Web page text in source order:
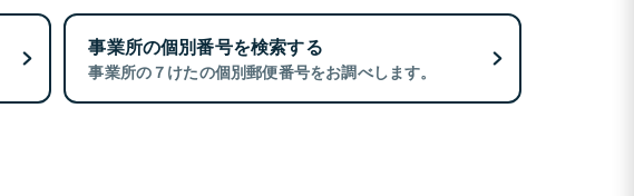
事業所の個別番号を検索する
事業所の７けたの個別郵便番号をお調べします。